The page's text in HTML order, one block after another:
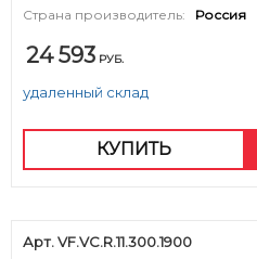
Страна производитель:
Россия
24 593 РУБ.
удаленный склад
КУПИТЬ
Арт. VF.VC.R.11.300.1900